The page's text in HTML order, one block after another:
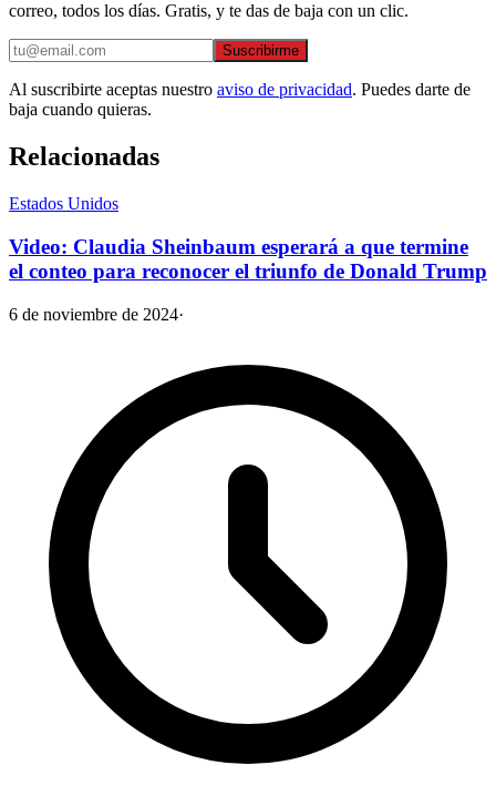
correo, todos los días. Gratis, y te das de baja con un clic.
Suscribirme
Al suscribirte aceptas nuestro aviso de privacidad. Puedes darte de
baja cuando quieras.
Relacionadas
Estados Unidos
Video: Claudia Sheinbaum esperará a que termine
el conteo para reconocer el triunfo de Donald Trump
6 de noviembre de 2024·